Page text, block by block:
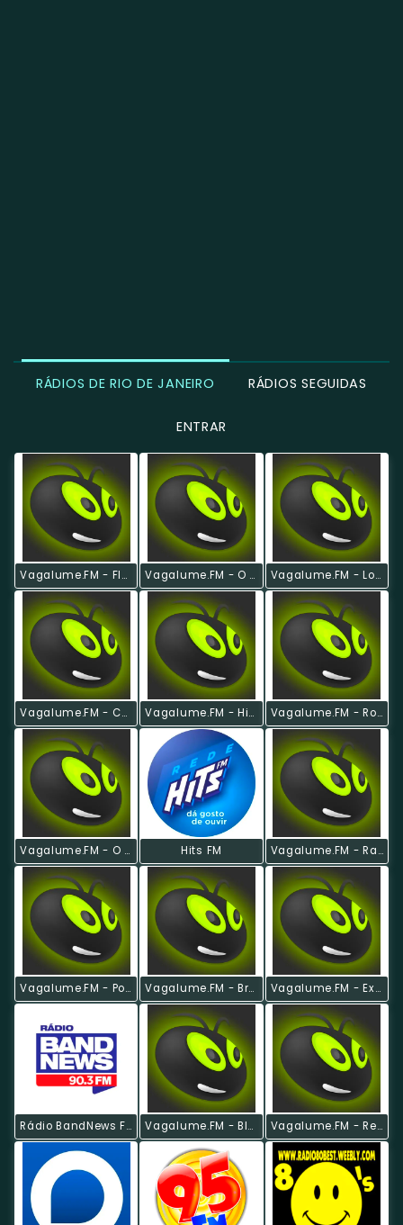
RÁDIOS DE RIO DE JANEIRO RÁDIOS SEGUIDAS
ENTRAR
Vagalume.FM - Flashback Vagalume.FM - O Melhor De Pink Floyd Vagalume.FM - Lollapalooza Brasil 2017
Vagalume.FM - Country Hits Vagalume.FM - Hits Anos 80 Vagalume.FM - Romântico
Vagalume.FM - O Melhor De Guns 'N Roses Hits FM Vagalume.FM - Rap E Hip Hop
Vagalume.FM - Pop Anos 90 Vagalume.FM - Breeze Vagalume.FM - Experimental
Rádio BandNews FM Vagalume.FM - Blues Vagalume.FM - Reggae